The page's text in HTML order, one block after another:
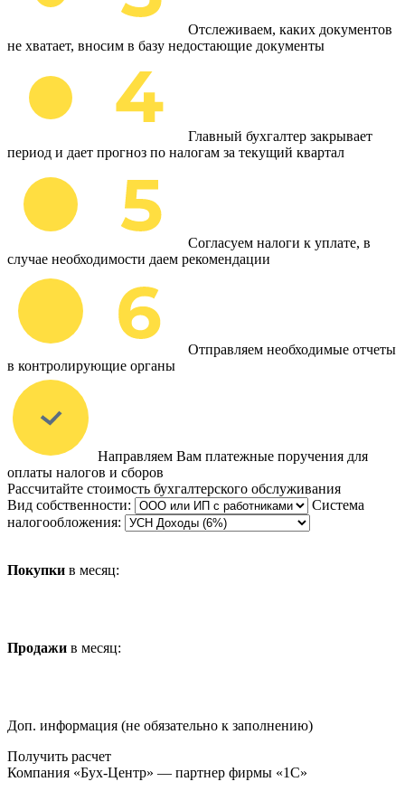
Отслеживаем, каких документов
не хватает, вносим в базу недостающие документы
Главный бухгалтер закрывает
период и дает прогноз по налогам за текущий квартал
Согласуем налоги к уплате, в
случае необходимости даем рекомендации
Отправляем необходимые отчеты
в контролирующие органы
Направляем Вам платежные поручения для
оплаты налогов и сборов
Рассчитайте стоимость бухгалтерского обслуживания
Вид собственности:
Система
налогообложения:
Покупки в месяц:
Продажи в месяц:
Доп. информация (не обязательно к заполнению)
Получить расчет
Компания «Бух-Центр» — партнер фирмы «1С»